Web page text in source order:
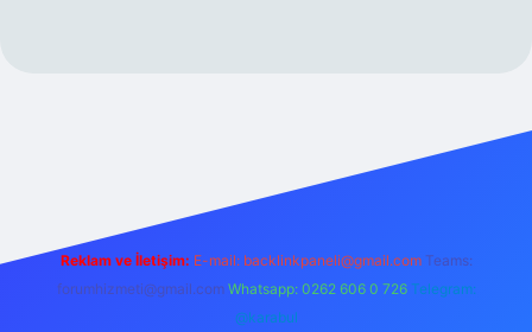
Reklam ve İletişim: E-mail: backlinkpaneli@gmail.com Teams:
forumhizmeti@gmail.com Whatsapp: 0262 606 0 726 Telegram:
@karabul